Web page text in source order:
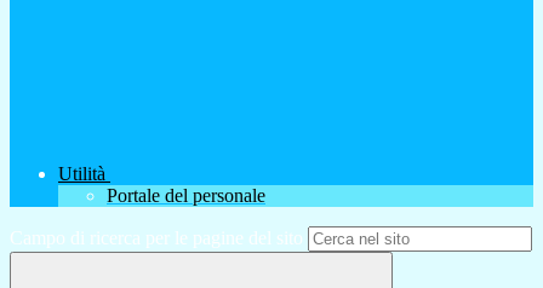
Utilità
Portale del personale
Campo di ricerca per le pagine del sito